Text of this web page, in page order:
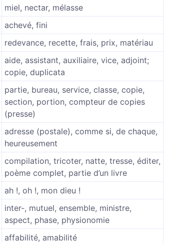
miel, nectar, mélasse
achevé, fini
redevance, recette, frais, prix, matériau
aide, assistant, auxiliaire, vice, adjoint;
copie, duplicata
partie, bureau, service, classe, copie,
section, portion, compteur de copies
(presse)
adresse (postale), comme si, de chaque,
heureusement
compilation, tricoter, natte, tresse, éditer,
poème complet, partie d’un livre
ah !, oh !, mon dieu !
inter-, mutuel, ensemble, ministre,
aspect, phase, physionomie
affabilité, amabilité